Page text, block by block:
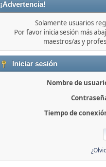
¡Advertencia!
Solamente usuarios
Por favor inicia sesión más
maestros/as y
Iniciar sesión
Nombre de
Tiempo de